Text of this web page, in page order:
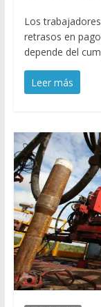
Los
retrasos en
depende del
Leer más